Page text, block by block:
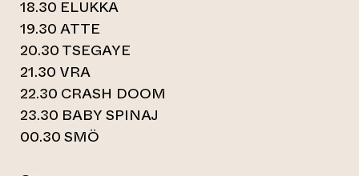
18.30 ELUKKA
19.30 ATTE
20.30 TSEGAYE
21.30 VRA
22.30 CRASH DOOM
23.30 BABY SPINAJ
00.30 SMÖ